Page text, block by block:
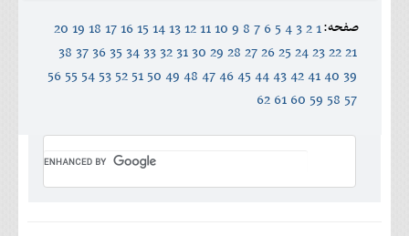
صفحه:1
2
3
4
5
6
7
8
9
10
11
12
13
14
15
16
17
18
19
20
21
22
23
24
25
26
27
28
29
30
31
32
33
34
35
36
37
38
39
40
41
42
43
44
45
46
47
48
49
50
51
52
53
54
55
56
57
58
59
60
61
62